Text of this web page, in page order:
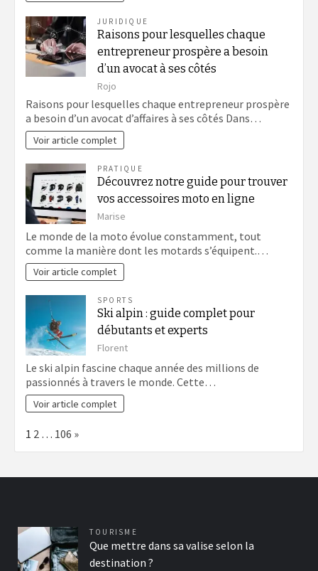
JURIDIQUE
Raisons pour lesquelles chaque
entrepreneur prospère a besoin
d’un avocat à ses côtés
Rojo
Raisons pour lesquelles chaque entrepreneur prospère
a besoin d’un avocat d’affaires à ses côtés Dans…
Voir article complet
PRATIQUE
Découvrez notre guide pour trouver
vos accessoires moto en ligne
Marise
Le monde de la moto évolue constamment, tout
comme la manière dont les motards s’équipent.…
Voir article complet
SPORTS
Ski alpin : guide complet pour
débutants et experts
Florent
Le ski alpin fascine chaque année des millions de
passionnés à travers le monde. Cette…
Voir article complet
Page:
1 2 … 106 Next
»
TOURISME
Que mettre dans sa valise selon la
destination ?